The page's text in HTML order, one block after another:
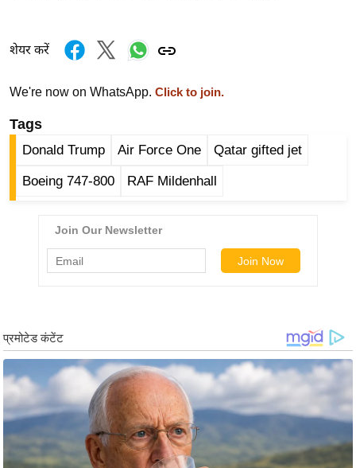
बॉ
वु
ड
वु
B
r
e
a
k
i
n
शेयर करें
We're now on WhatsApp. Click to join.
Tags
Donald Trump Air Force One Qatar gifted jet
Boeing 747-800 RAF Mildenhall